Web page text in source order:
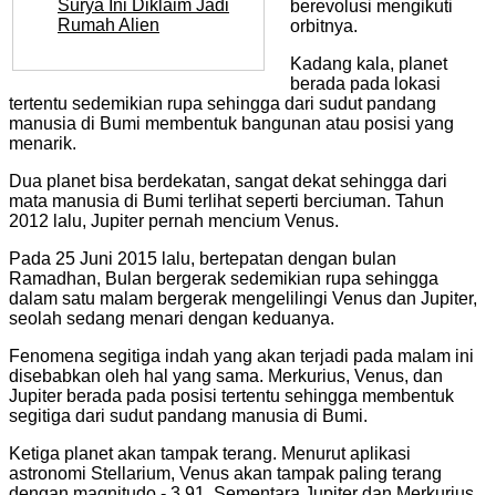
Surya Ini Diklaim Jadi
Rumah Alien
berevolusi mengikuti
orbitnya.
Kadang kala, planet
berada pada lokasi
tertentu sedemikian rupa sehingga dari sudut pandang
manusia di Bumi membentuk bangunan atau posisi yang
menarik.
Dua planet bisa berdekatan, sangat dekat sehingga dari
mata manusia di Bumi terlihat seperti berciuman. Tahun
2012 lalu, Jupiter pernah mencium Venus.
Pada 25 Juni 2015 lalu, bertepatan dengan bulan
Ramadhan, Bulan bergerak sedemikian rupa sehingga
dalam satu malam bergerak mengelilingi Venus dan Jupiter,
seolah sedang menari dengan keduanya.
Fenomena segitiga indah yang akan terjadi pada malam ini
disebabkan oleh hal yang sama. Merkurius, Venus, dan
Jupiter berada pada posisi tertentu sehingga membentuk
segitiga dari sudut pandang manusia di Bumi.
Ketiga planet akan tampak terang. Menurut aplikasi
astronomi Stellarium, Venus akan tampak paling terang